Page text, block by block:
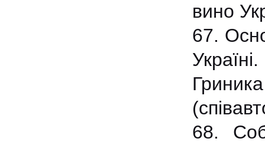
вино
67.
68.